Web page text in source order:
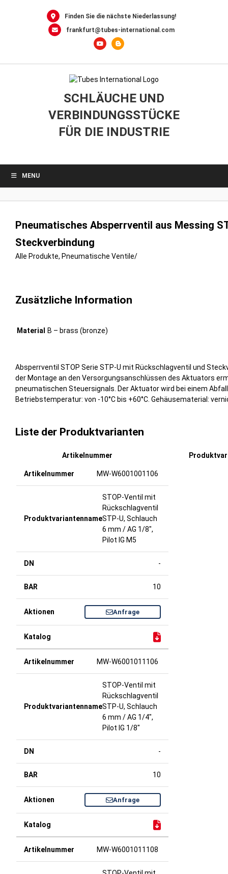
Finden Sie die nächste Niederlassung!
frankfurt@tubes-international.com
SCHLÄUCHE UND
VERBINDUNGSSTÜCKE
FÜR DIE INDUSTRIE
MENU
Pneumatisches Absperrventil aus Messing
Steckverbindung
Alle Produkte, Pneumatische Ventile/
Zusätzliche Information
Material B – brass (bronze)
Absperrventil STOP Serie STP-U mit Rückschlagventil und
der Montage an den Versorgungsanschlüssen des Aktuators
pneumatischen Steuersignals. Der Aktuator wird bei einem
Betriebstemperatur: von -10°C bis +60°C. Gehäusematerial:
Liste der Produktvarianten
Artikelnummer
MW-W6001001106
STOP-Ventil mit
Rückschlagventil
STP-U, Schlauch
6 mm / AG 1/8",
Pilot IG M5
-
10
Anfrage
MW-W6001011106
STOP-Ventil mit
Rückschlagventil
STP-U, Schlauch
6 mm / AG 1/4",
Pilot IG 1/8"
-
10
Anfrage
MW-W6001011108